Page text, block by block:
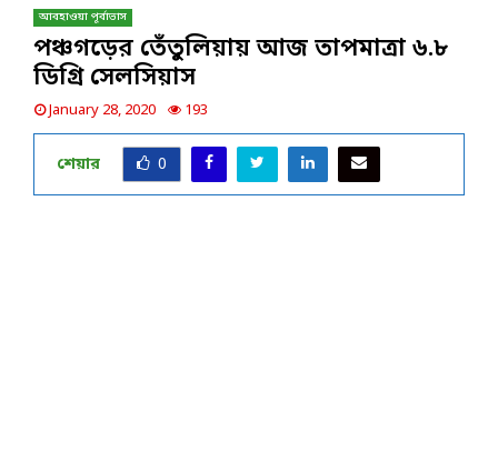
আবহাওয়া পূর্বাভাস
পঞ্চগড়ের তেঁতুলিয়ায় আজ তাপমাত্রা ৬.৮
ডিগ্রি সেলসিয়াস
January 28, 2020 193
শেয়ার 0